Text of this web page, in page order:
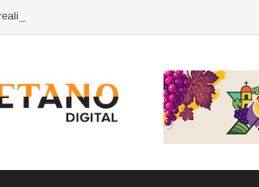
jornada para prevenir delitos cibernéticos